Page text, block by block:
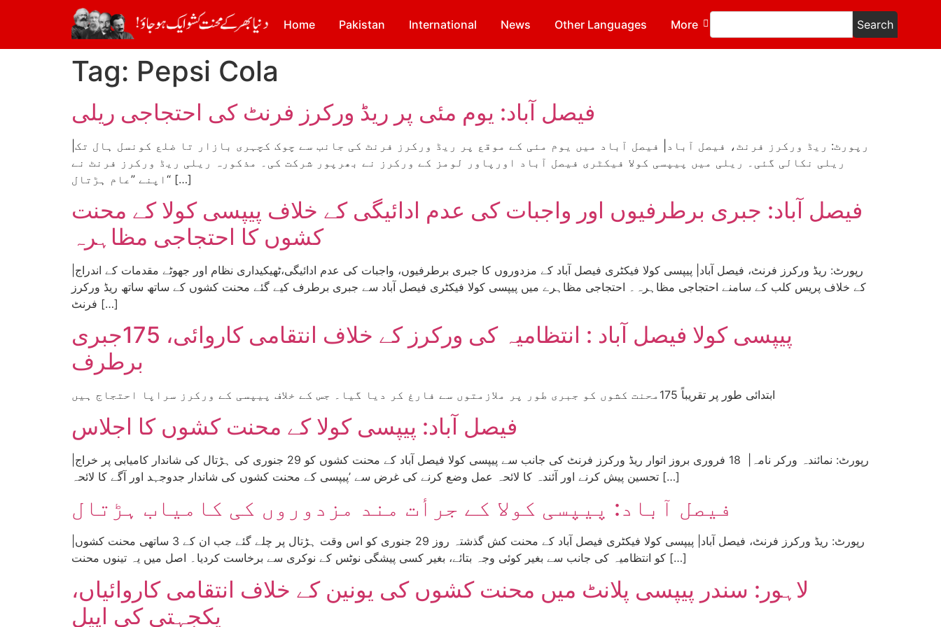
Home Pakistan International News Other Languages More Search
Tag: Pepsi Cola
فیصل آباد: یوم مئی پر ریڈ ورکرز فرنٹ کی احتجاجی ریلی
ریلی نکالی گئی۔ ریلی میں پیپسی کولا فیکٹری فیصل آباد اورپاور لومز کے ورکرز نے بھرپور شرکت کی۔ مذکورہ ریلی ریڈ ورکرز فرنٹ نے
اپنے ”عام ہڑتال“ […]
فیصل آباد: جبری برطرفیوں اور واجبات کی عدم ادائیگی کے خلاف پیپسی کولا کے محنت
کشوں کا احتجاجی مظاہرہ
کے خلاف پریس کلب کے سامنے احتجاجی مظاہرہ۔ احتجاجی مظاہرے میں پیپسی کولا فیکٹری فیصل آباد سے جبری برطرف کیے گئے محنت کشوں کے ساتھ ساتھ ریڈ ورکرز
فرنٹ […]
پیپسی کولا فیصل آباد : انتظامیہ کی ورکرز کے خلاف انتقامی کاروائی، 175جبری
ابتدائی طور پر تقریباً 175محنت کشوں کو جبری طور پر ملازمتوں سے فارغ کر دیا گیا۔ جس کے خلاف پیپسی کے ورکرز سراپا احتجاج ہیں
فیصل آباد: پیپسی کولا کے محنت کشوں کا اجلاس
تحسین پیش کرنے اور آئندہ کا لائحہ عمل وضع کرنے کی غرض سے ’پیپسی کے محنت کشوں کی شاندار جدوجہد اور آگے کا لائحہ […]
فیصل آباد: پیپسی کولا کے جرأت مند مزدوروں کی کامیاب ہڑتال
کو انتظامیہ کی جانب سے بغیر کوئی وجہ بتائے، بغیر کسی پیشگی نوٹس کے نوکری سے برخاست کردیا۔ اصل میں یہ تینوں محنت […]
لاہور: سندر پیپسی پلانٹ میں محنت کشوں کی یونین کے خلاف انتقامی کاروائیاں،
یکجہتی کی اپیل